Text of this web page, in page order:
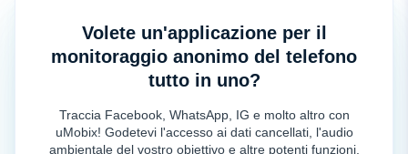
Volete un'applicazione per il
monitoraggio anonimo del telefono
tutto in uno?
Traccia Facebook, WhatsApp, IG e molto altro con
uMobix! Godetevi l'accesso ai dati cancellati, l'audio
ambientale del vostro obiettivo e altre potenti funzioni.